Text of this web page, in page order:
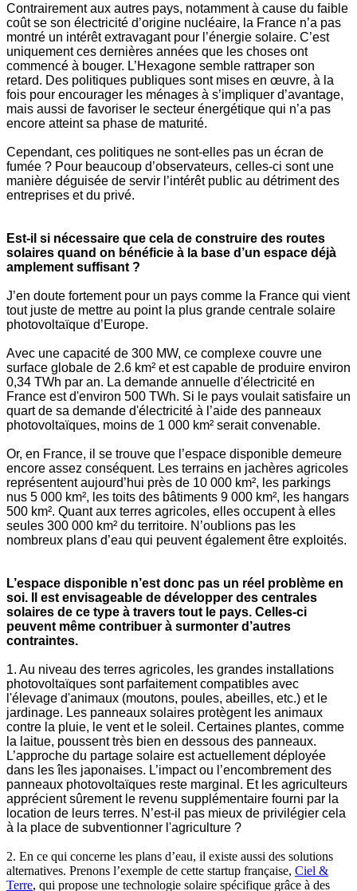
Contrairement aux autres pays, notamment à cause du faible
coût se son électricité d’origine nucléaire, la France n’a pas
montré un intérêt extravagant pour l’énergie solaire. C’est
uniquement ces dernières années que les choses ont
commencé à bouger. L’Hexagone semble rattraper son
retard. Des politiques publiques sont mises en œuvre, à la
fois pour encourager les ménages à s’impliquer d’avantage,
mais aussi de favoriser le secteur énergétique qui n’a pas
encore atteint sa phase de maturité.
Cependant, ces politiques ne sont-elles pas un écran de
fumée ? Pour beaucoup d’observateurs, celles-ci sont une
manière déguisée de servir l’intérêt public au détriment des
entreprises et du privé.
Est-il si nécessaire que cela de construire des routes
solaires quand on bénéficie à la base d’un espace déjà
amplement suffisant ?
J’en doute fortement pour un pays comme la France qui vient
tout juste de mettre au point la plus grande centrale solaire
photovoltaïque d’Europe.
Avec une capacité de 300 MW, ce complexe couvre une
surface globale de 2.6 km² et est capable de produire environ
0,34 TWh par an. La demande annuelle d'électricité en
France est d'environ 500 TWh. Si le pays voulait satisfaire un
quart de sa demande d'électricité à l’aide des panneaux
photovoltaïques, moins de 1 000 km² serait convenable.
Or, en France, il se trouve que l’espace disponible demeure
encore assez conséquent. Les terrains en jachères agricoles
représentent aujourd’hui près de 10 000 km², les parkings
nus 5 000 km², les toits des bâtiments 9 000 km², les hangars
500 km². Quant aux terres agricoles, elles occupent à elles
seules 300 000 km² du territoire. N’oublions pas les
nombreux plans d’eau qui peuvent également être exploités.
L’espace disponible n’est donc pas un réel problème en
soi. Il est envisageable de développer des centrales
solaires de ce type à travers tout le pays. Celles-ci
peuvent même contribuer à surmonter d’autres
contraintes.
1. Au niveau des terres agricoles, les grandes installations
photovoltaïques sont parfaitement compatibles avec
l'élevage d'animaux (moutons, poules, abeilles, etc.) et le
jardinage. Les panneaux solaires protègent les animaux
contre la pluie, le vent et le soleil. Certaines plantes, comme
la laitue, poussent très bien en dessous des panneaux.
L’approche du partage solaire est actuellement déployée
dans les îles japonaises. L’impact ou l’encombrement des
panneaux photovoltaïques reste marginal. Et les agriculteurs
apprécient sûrement le revenu supplémentaire fourni par la
location de leurs terres. N’est-il pas mieux de privilégier cela
à la place de subventionner l'agriculture ?
2. En ce qui concerne les plans d’eau, il existe aussi des solutions
alternatives. Prenons l’exemple de cette startup française, Ciel &
Terre, qui propose une technologie solaire spécifique grâce à des